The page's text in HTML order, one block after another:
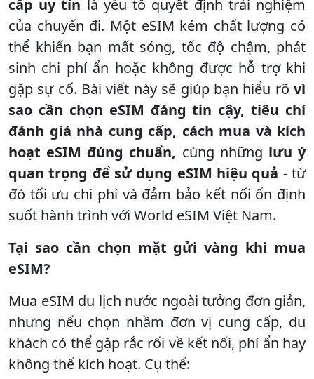
cấp uy tín là yếu tố quyết định trải nghiệm
của chuyến đi. Một eSIM kém chất lượng có
thể khiến bạn mất sóng, tốc độ chậm, phát
sinh chi phí ẩn hoặc không được hỗ trợ khi
gặp sự cố. Bài viết này sẽ giúp bạn hiểu rõ vì
sao cần chọn eSIM đáng tin cậy, tiêu chí
đánh giá nhà cung cấp, cách mua và kích
hoạt eSIM đúng chuẩn, cùng những lưu ý
quan trọng để sử dụng eSIM hiệu quả - từ
đó tối ưu chi phí và đảm bảo kết nối ổn định
suốt hành trình với World eSIM Việt Nam.
Tại sao cần chọn mặt gửi vàng khi mua
eSIM?
Mua eSIM du lịch nước ngoài tưởng đơn giản,
nhưng nếu chọn nhầm đơn vị cung cấp, du
khách có thể gặp rắc rối về kết nối, phí ẩn hay
không thể kích hoạt. Cụ thể: